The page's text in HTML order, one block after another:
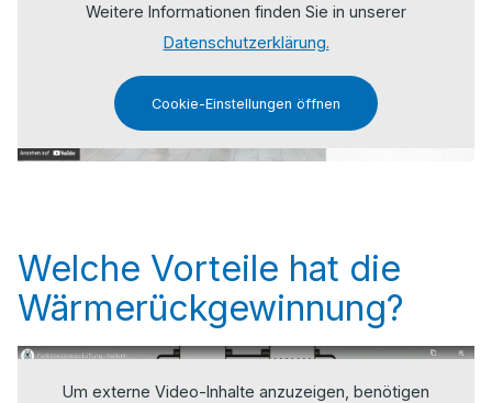
Weitere Informationen finden Sie in unserer
Datenschutzerklärung.
Cookie-Einstellungen öffnen
Welche Vorteile hat die
Wärmerückgewinnung?
Um externe Video-Inhalte anzuzeigen, benötigen